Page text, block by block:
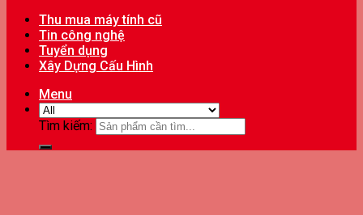
Thu mua máy tính cũ
Tin công nghệ
Tuyển dụng
Xây Dựng Cấu Hình
Menu
Tìm kiếm: